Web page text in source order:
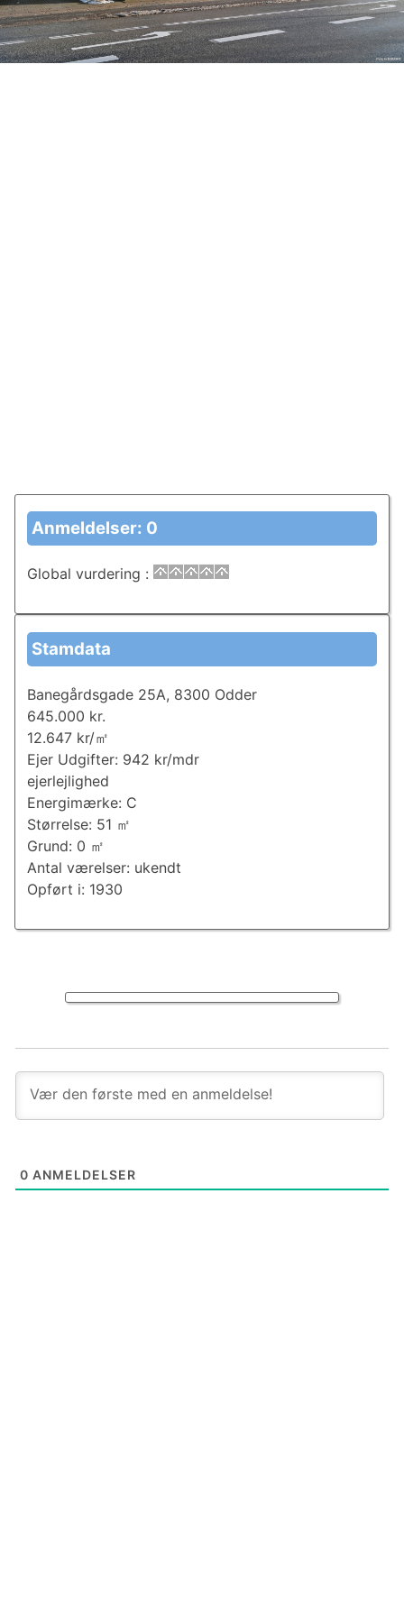
0 ANMELDELSER
Anmeldelser: 0
Global vurdering :
Stamdata
Banegårdsgade 25A, 8300 Odder
645.000 kr.
12.647 kr/㎡
Ejer Udgifter: 942 kr/mdr
ejerlejlighed
Energimærke: C
Størrelse: 51 ㎡
Grund: 0 ㎡
Antal værelser: ukendt
Opført i: 1930